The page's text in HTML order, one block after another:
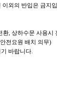
이외의 반입은 금지
환, 상하수문 사용시
안전요원 배치 의무)
바랍니다.